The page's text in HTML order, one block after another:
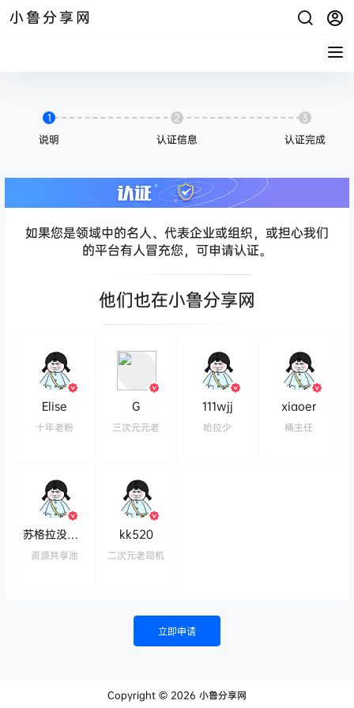
小鲁分享网
1
说明
2
认证信息
3
认证完成
如果您是领域中的名人、代表企业或组织，或担心我们
的平台有人冒充您，可申请认证。
他们也在小鲁分享网
Elise
十年老粉
G
三次元元老
111wjj
哈拉少
xiaoer
桶主任
苏格拉没有底
资源共享池
kk520
二次元老司机
立即申请
Copyright © 2026 小鲁分享网